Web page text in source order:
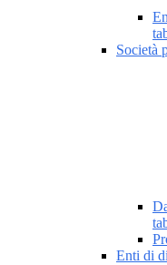
Società
Enti di